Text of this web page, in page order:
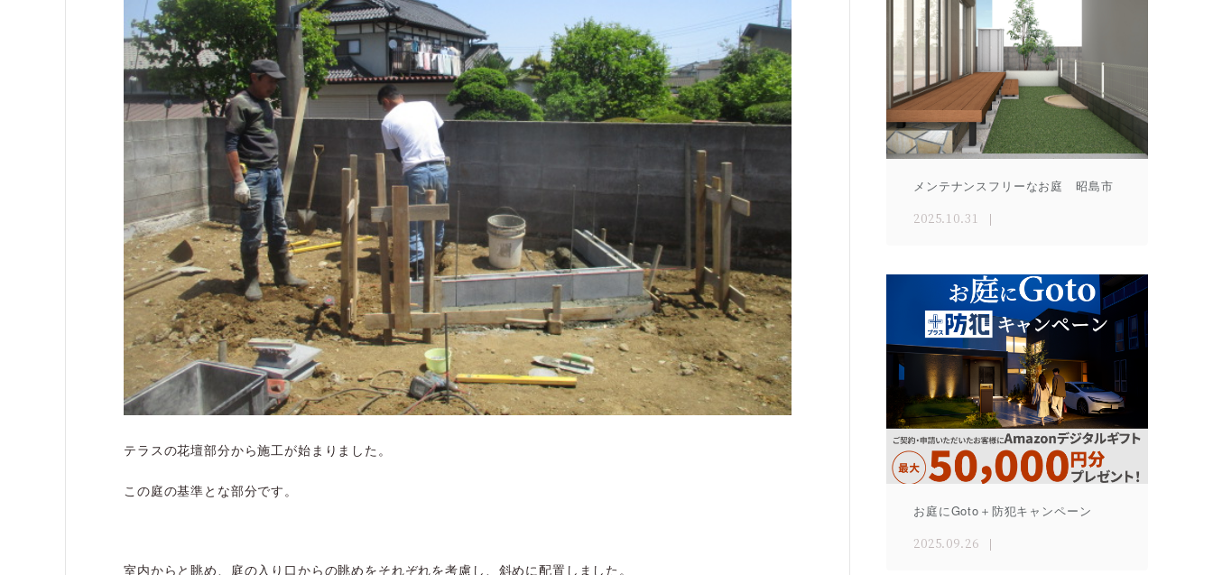
テラスの花壇部分から施工が始まりました。
この庭の基準とな部分です。
室内からと眺め、庭の入り口からの眺めをそれぞれを考慮し、斜めに配置しました。
メンテナンスフリーなお庭 昭島市
2025.10.31
お庭にGoto＋防犯キャンペーン
2025.09.26